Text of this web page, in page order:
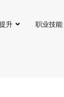
升 职业技能